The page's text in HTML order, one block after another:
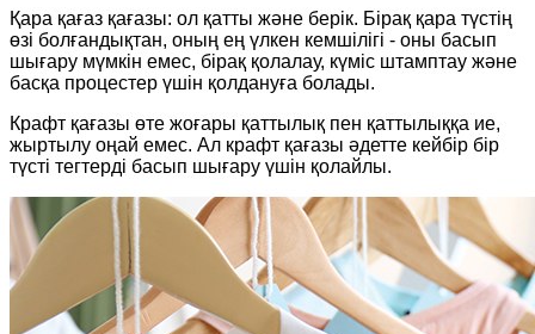
Қара қағаз қағазы: ол қатты және берік. Бірақ қара түстің
өзі болғандықтан, оның ең үлкен кемшілігі - оны басып
шығару мүмкін емес, бірақ қолалау, күміс штамптау және
басқа процестер үшін қолдануға болады.
Крафт қағазы өте жоғары қаттылық пен қаттылыққа ие,
жыртылу оңай емес. Ал крафт қағазы әдетте кейбір бір
түсті тегтерді басып шығару үшін қолайлы.